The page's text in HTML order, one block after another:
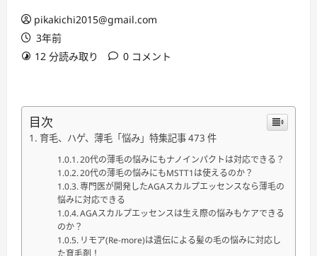
pikakichi2015@gmail.com
3年前
12 分読み取り
0 コメント
目次
育毛、ハゲ、薄毛「悩み」特集記事 473 件
20代の薄毛の悩みにもナノインパクトは対応できる？
20代の薄毛の悩みにもMSTT1は使えるのか？
専門医が開発したAGAスカルプエッセンスなら薄毛の
悩みに対応できる
AGAスカルプエッセンスは生え際の悩みもケアできる
のか？
リモア(Re-more)は遺伝による髪の毛の悩みに対応し
た育毛剤！